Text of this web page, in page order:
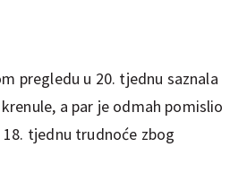
pregledu u 20. tjednu saznala
a par je odmah pomislio
tjednu trudnoće zbog